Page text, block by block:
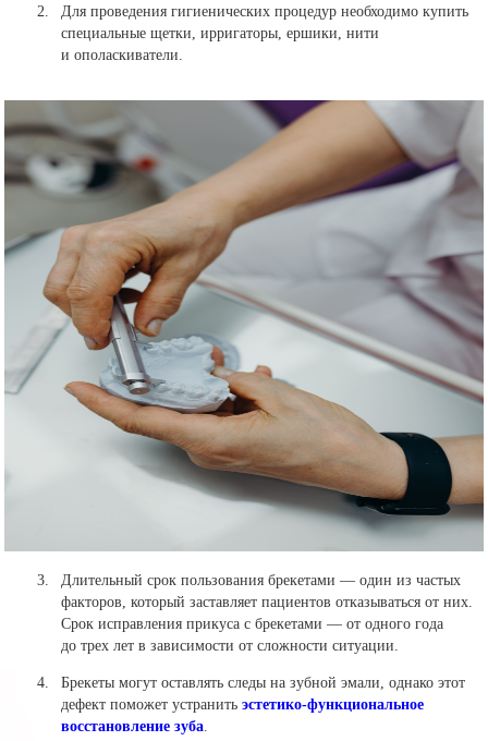
Для проведения гигиенических процедур необходимо купить
специальные щетки, ирригаторы, ершики, нити
и ополаскиватели.
Длительный срок пользования брекетами — один из частых
факторов, который заставляет пациентов отказываться от них.
Срок исправления прикуса с брекетами — от одного года
до трех лет в зависимости от сложности ситуации.
Брекеты могут оставлять следы на зубной эмали, однако этот
дефект поможет устранитьэстетико-функциональное
восстановление зуба.